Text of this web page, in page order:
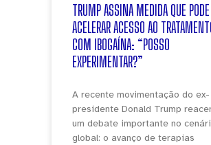
TRUMP ASSINA MEDIDA QUE PODE
ACELERAR ACESSO AO
COM IBOGAÍNA: “POSSO
EXPERIMENTAR?”
A recente movimentação do ex-
presidente Donald Trump
um debate importante no
global: o avanço de terapias